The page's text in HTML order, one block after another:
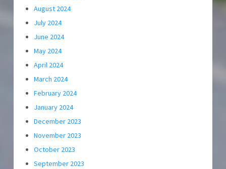
August 2024
July 2024
June 2024
May 2024
April 2024
March 2024
February 2024
January 2024
December 2023
November 2023
October 2023
September 2023